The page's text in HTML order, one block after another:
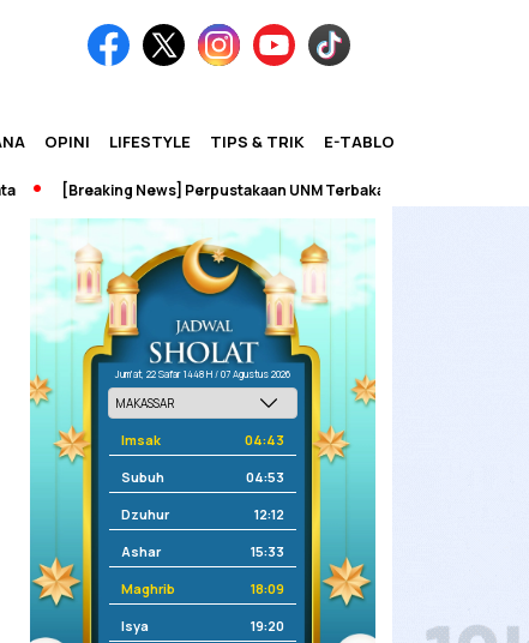
OPINI LIFESTYLE TIPS & TRIK E-TABLOID
[Breaking News] Perpustakaan UNM Terbakar
Jum'at, 22 Safar 1448 H / 07 Agustus 2026
Imsak 04:43
Subuh 04:53
Dzuhur 12:12
Ashar 15:33
Maghrib 18:09
Isya 19:20